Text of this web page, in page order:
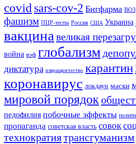
covid sars-cov-2 Бигфарма ВОЗ
фашизм ПЦР-тесты Россия США Украина
вакцина великая
война вэф глобализм
диктатура извращенчество карантин
коронавирус локдаун маски
мировой порядок
педофилия побочные эффекты
пропаганда советская власть совок
технократиятрансгуманизм